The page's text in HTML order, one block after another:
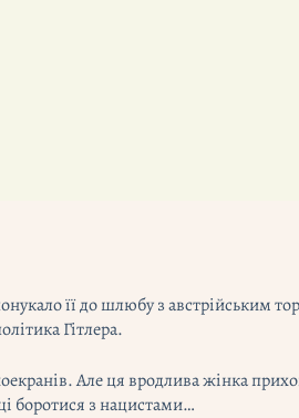
її до шлюбу з австрійським
Гітлера.
Але ця вродлива жінка
боротися з нацистами…